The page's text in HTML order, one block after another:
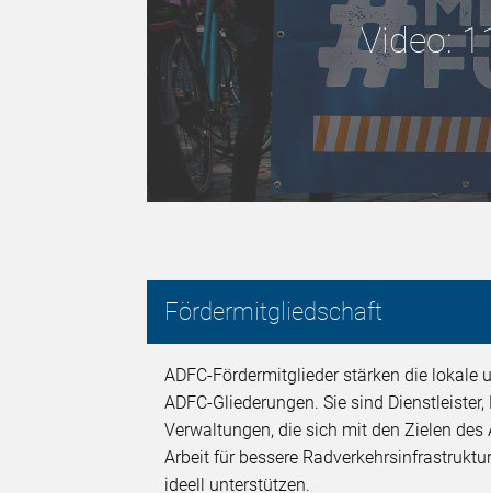
Video:
Fördermitgliedschaft
ADFC-Fördermitglieder stärken die lokale
ADFC-Gliederungen. Sie sind
Verwaltungen, die sich mit den Zielen des
Arbeit für bessere
ideell unterstützen.